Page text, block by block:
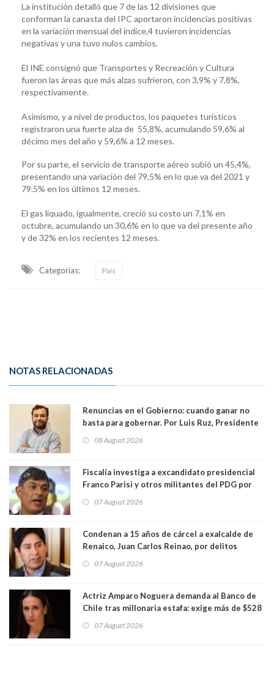
La institución detalló que 7 de las 12 divisiones que
conforman la canasta del IPC aportaron incidencias positivas
en la variación mensual del índice,4 tuvieron incidencias
negativas y una tuvo nulos cambios.
El INE consignó que Transportes y Recreación y Cultura
fueron las áreas que más alzas sufrieron, con 3,9% y 7,8%,
respectivamente.
Asimismo, y a nivel de productos, los paquetes turísticos
registraron una fuerte alza de 55,8%, acumulando 59,6% al
décimo mes del año y 59,6% a 12 meses.
Por su parte, el servicio de transporte aéreo subió un 45,4%,
presentando una variación del 79,5% en lo que va del 2021 y
79.5% en los últimos 12 meses.
El gas liquado, igualmente, creció su costo un 7,1% en
octubre, acumulando un 30,6% en lo que va del presente año
y de 32% en los recientes 12 meses.
Categorias: País
NOTAS RELACIONADAS
Renuncias en el Gobierno: cuando ganar no
basta para gobernar. Por Luis Ruz, Presidente
08 August 2026
Fiscalía investiga a excandidato presidencial
Franco Parisi y otros militantes del PDG por
07 August 2026
Condenan a 15 años de cárcel a exalcalde de
Renaico, Juan Carlos Reinao, por delitos
07 August 2026
Actriz Amparo Noguera demanda al Banco de
Chile tras millonaria estafa: exige más de $528
07 August 2026